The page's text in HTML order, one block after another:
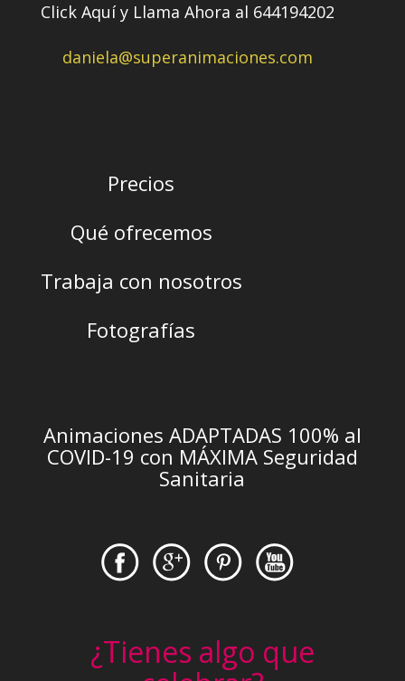
Click Aquí y Llama Ahora al 644194202
daniela@superanimaciones.com
Precios
Qué ofrecemos
Trabaja con nosotros
Fotografías
Animaciones ADAPTADAS 100% al
COVID-19 con MÁXIMA Seguridad
Sanitaria
¿Tienes algo que